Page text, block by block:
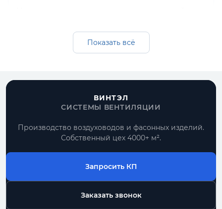
диаметр, толщину, материал и
комплектующие под монтажную схему.
Все круглые воздуховоды
По проекту
типовые позиции и нестандартные размеры
воздуховоды и фасонные части одного
Показать всё
ВИНТЭЛ
СИСТЕМЫ ВЕНТИЛЯЦИИ
Производство воздуховодов и фасонных изделий.
Собственный цех 4000+ м².
Запросить КП
Заказать звонок